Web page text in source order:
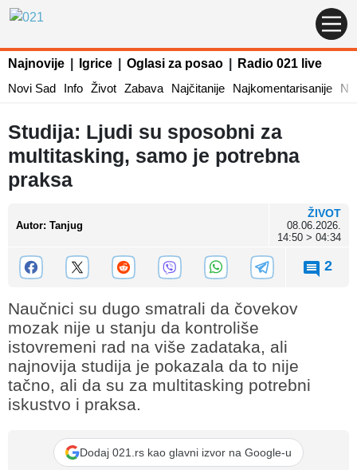
Najnovije Igrice Oglasi za posao
Radio 021 live
Novi Sad
Info Život Zabava Najčitanije Najkomentarisanije
Studija: Ljudi su sposobni za
multitasking, samo je potrebna
praksa
Autor: Tanjug
ŽIVOT
08.06.2026.
14:50 > 04:34
2
Naučnici su dugo smatrali da čovekov
mozak nije u stanju da kontroliše
istovremeni rad na više zadataka, ali
najnovija studija je pokazala da to nije
tačno, ali da su za multitasking potrebni
iskustvo i praksa.
Dodaj 021.rs kao glavni izvor na Google-u